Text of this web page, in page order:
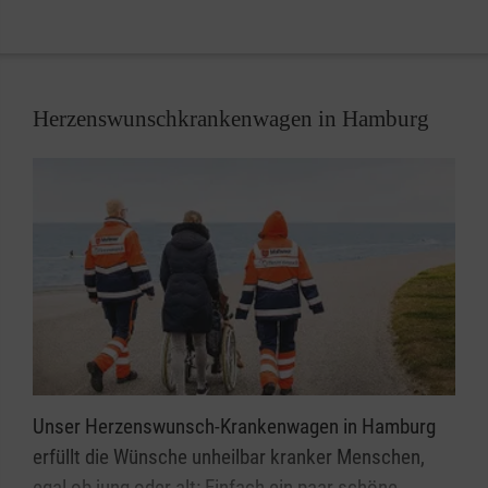
Herzenswunschkrankenwagen in Hamburg
Unser Herzenswunsch-Krankenwagen in Hamburg
erfüllt die Wünsche unheilbar kranker Menschen,